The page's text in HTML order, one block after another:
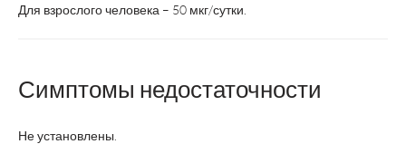
Для взрослого человека – 50 мкг/сутки.
Симптомы недостаточности
Не установлены.